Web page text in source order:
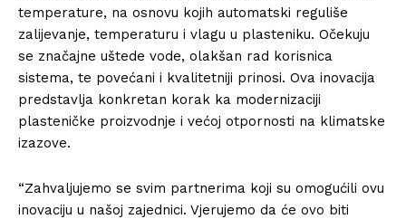
temperature, na osnovu kojih automatski reguliše
zalijevanje, temperaturu i vlagu u plasteniku. Očekuju
se značajne uštede vode, olakšan rad korisnica
sistema, te povećani i kvalitetniji prinosi. Ova inovacija
predstavlja konkretan korak ka modernizaciji
plasteničke proizvodnje i većoj otpornosti na klimatske
izazove.
“Zahvaljujemo se svim partnerima koji su omogućili ovu
inovaciju u našoj zajednici. Vjerujemo da će ovo biti